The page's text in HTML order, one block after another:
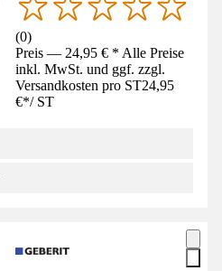
(0)
Preis — 24,95 € * Alle Preise
inkl. MwSt. und ggf. zzgl.
Versandkosten pro ST24,95
€*/ ST